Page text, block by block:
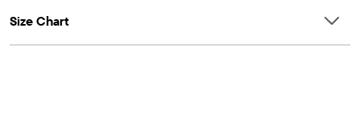
Size Chart